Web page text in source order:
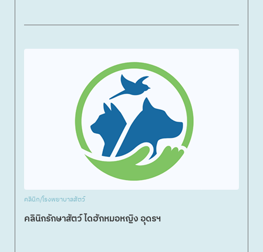
คลินิก/โรงพยาบาลสัตว์
คลินิกรักษาสัตว์ ไดฮักหมอหญิง อุดรฯ